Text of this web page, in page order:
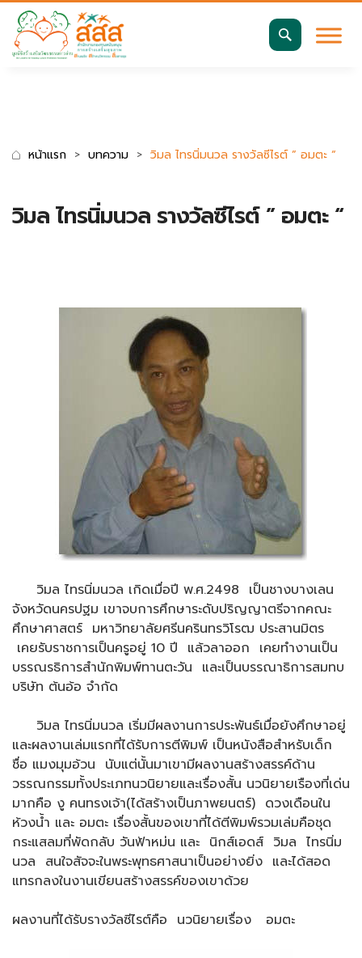
มาตรฐานการเข้าถึงเว็บ WCAG 2.2 AA
หน้าแรก บทความ วิมล ไทรนิ่มนวล รางวัลซีไรต์ ” อมตะ “
วิมล ไทรนิ่มนวล รางวัลซีไรต์ ” อมตะ “
วิมล ไทรนิ่มนวล เกิดเมื่อปี พ.ศ.2498 เป็นชางบางเลน
จังหวัดนครปฐม เขาจบการศึกษาระดับปริญญาตรีจากคณะ
ศึกษาศาสตร์ มหาวิทยาลัยศรีนครินทรวิโรฒ ประสานมิตร
เคยรับราชการเป็นครูอยู่ 10 ปี แล้วลาออก เคยทำงานเป็น
บรรณรธิการสำนักพิมพ์ทานตะวัน และเป็นบรรณาธิการสมทบ
บริษัท ต้นอ้อ จำกัด
วิมล ไทรนิ่มนวล เริ่มมีผลงานการประพันธ์เมื่อยังศึกษาอยู่
และผลงานเล่มแรกที่ได้รับการตีพิมพ์ เป็นหนังสือสำหรับเด็ก
ชื่อ แมงมุมอ้วน นับแต่นั้นมาเขามีผลงานสร้างสรรค์ด้าน
วรรณกรรมทั้งประเภทนวนิยายและเรื่องสั้น นวนิยายเรืองที่เด่น
มากคือ งู คนทรงเจ้า(ได้สร้างเป็นภาพยนตร์) ดวงเดือนใน
ห้วงน้ำ และ อมตะ เรื่องสั้นของเขาที่ได้ตีพิมพ์รวมเล่มคือชุด
กระแสลมที่พัดกลับ วันฟ้าหม่น และ นิกส์เอดส์ วิมล ไทรนิ่ม
นวล สนใจสัจจะในพระพุทธศาสนาเป็นอย่างยิ่ง และได้สอด
แทรกลงในงานเขียนสร้างสรรค์ของเขาด้วย
ผลงานที่ได้รับรางวัลซีไรต์คือ นวนิยายเรื่อง อมตะ